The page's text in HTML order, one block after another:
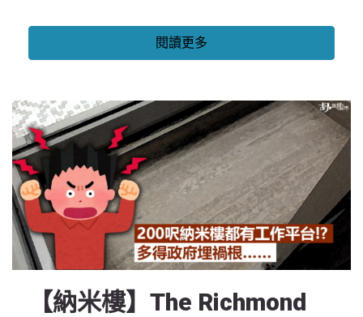
閱讀更多
【納米樓】The Richmond